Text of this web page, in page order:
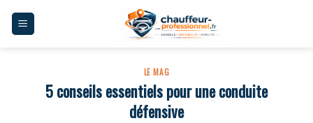
LE MAG
5 conseils essentiels pour une conduite
défensive